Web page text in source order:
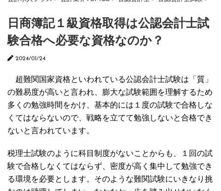
日商簿記１級資格取得は公認会計士試
験合格へ必要な資格なのか？
2024/01/24
超難関国家資格といわれている公認会計士試験は「質」
の難易度が高いと言われ、膨大な試験範囲を理解するため
多くの勉強時間をかけ、基本的には１度の試験で合格しな
くてはならないので、戦略を立てて勉強しないと合格でき
ないと言われています。
税理士試験のように科目制度がないことからも、１回の試
験で合格しなくてはならず、密度が高く集中して勉強でき
る環境を必要とします。そのような難関試験にいきなり挑